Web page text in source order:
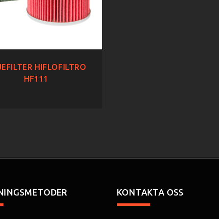
HIFLOFILTRO
HF111
KONTAKTA OSS